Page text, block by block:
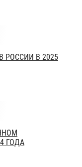
РОССИИ В 2025
ГОДА